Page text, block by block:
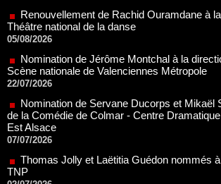
05/08/2026
Nomination de Jérôme Montchal à la
Scène nationale de Valenciennes Métropole
22/07/2026
Nomination de Servane Ducorps et Mikaël
de la Comédie de Colmar - Centre Dramatique
Est Alsace
07/07/2026
Thomas Jolly et Laëtitia Guédon nommés à
TNP
02/07/2026
Fonds SACD Théâtre : les lauréats 2026